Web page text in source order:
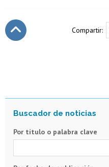
Compartir:
Por título o palabra clave